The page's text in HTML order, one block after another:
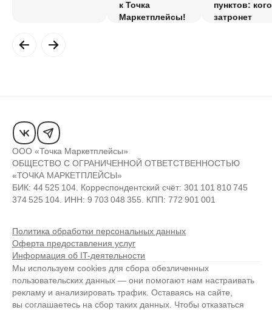
к Точка
Маркетплейсы!
пунктов: кого
затронет
ООО «Точка Маркетплейсы»
ОБЩЕСТВО С ОГРАНИЧЕННОЙ ОТВЕТСТВЕННОСТЬЮ
«ТОЧКА МАРКЕТПЛЕЙСЫ»
БИК: 44 525 104. Корреспондентский счёт: 301 101 810 745
374 525 104. ИНН: 9 703 048 355. КПП: 772 901 001
Политика обработки персональных данных
Оферта предоставления услуг
Информация об IT-деятельности
Мы используем cookies для сбора обезличенных
пользовательских данных — они помогают нам настраивать
рекламу и анализировать трафик. Оставаясь на сайте,
вы соглашаетесь на сбор таких данных. Чтобы отказаться